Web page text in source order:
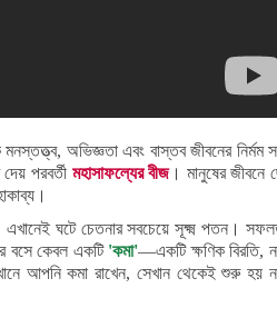
অভিজ্ঞতা এবং বাস্তব জীবনের নির্মম
পরবর্তী মহাসাফল্যের বীজ। মানুষের জীবনে
ঘটে চেতনার সবচেয়ে সূক্ষ্ম পতন।
বসে কেবল একটি 'কমা'—একটি ক্ষণিক বিরতি,
আপনি কমা রাখেন, সেখান থেকেই শুরু হয়